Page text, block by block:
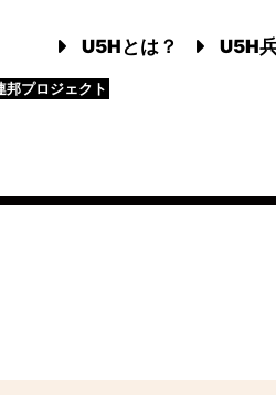
U5Hとは？ U5H
邦プロジェクト